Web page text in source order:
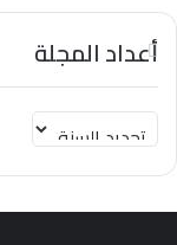
أعداد المجلة